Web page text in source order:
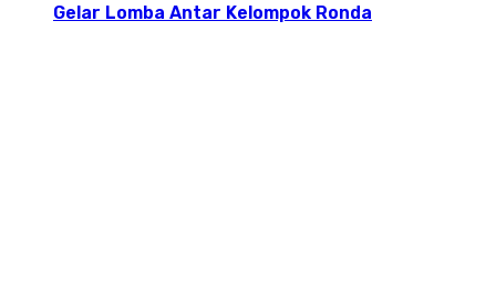
Gelar Lomba Antar Kelompok Ronda